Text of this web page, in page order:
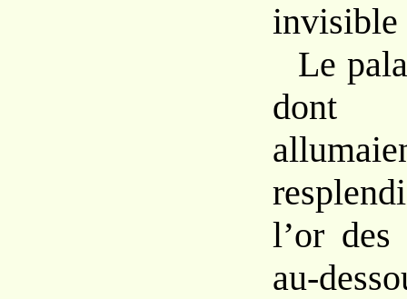
invisible
Le
dont
l’or
au-